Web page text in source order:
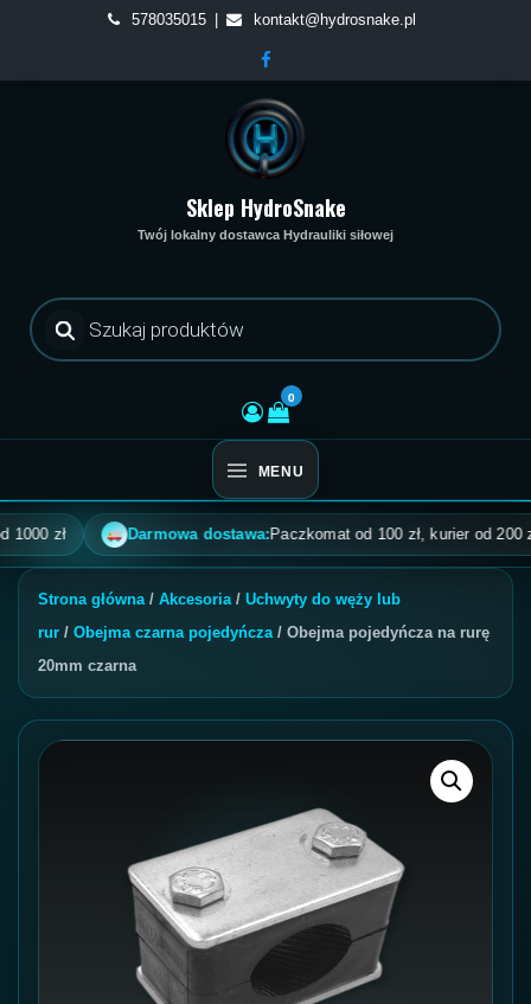
content
578035015 kontakt@hydrosnake.pl
Sklep HydroSnake
Twój lokalny dostawca Hydrauliki siłowej
Wyszukiwarka
produktów
0
MENU
zł Darmowa dostawa:Paczkomat od 100 zł, kurier od 200 zł,
Strona główna/ Akcesoria/ Uchwyty do węży lub
rur / Obejma czarna pojedyńcza/ Obejma pojedyńcza na rurę
20mm czarna